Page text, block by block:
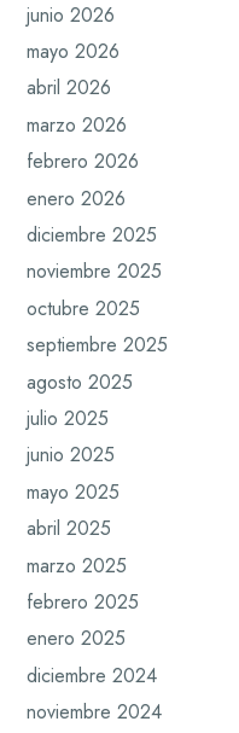
junio 2026
mayo 2026
abril 2026
marzo 2026
febrero 2026
enero 2026
diciembre 2025
noviembre 2025
octubre 2025
septiembre 2025
agosto 2025
julio 2025
junio 2025
mayo 2025
abril 2025
marzo 2025
febrero 2025
enero 2025
diciembre 2024
noviembre 2024